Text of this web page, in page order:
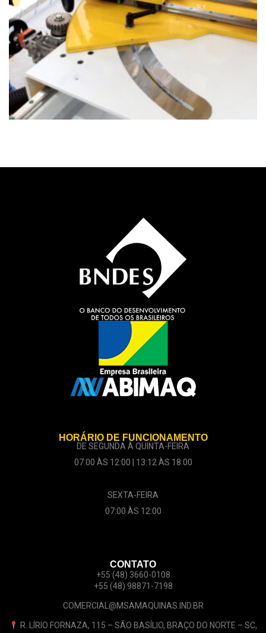
HORÁRIO DE FUNCIONAMENTO
DE SEGUNDA À QUINTA-FEIRA
07:00 ÀS 12:00 | 13:12 ÀS 18:00
SEXTA-FEIRA
07:00 ÀS 12:00
CONTATO
+55 (48) 3660-0108
+55 (48) 98871-7198
COMERCIAL@MSAMAQUINAS.IND.BR
R. LÍRIO FORNAZA, 115 – SÃO BASÍLIO, BRAÇO DO NORTE – SC,